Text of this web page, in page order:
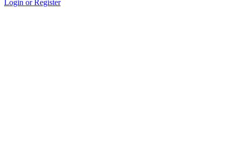
Login or Register